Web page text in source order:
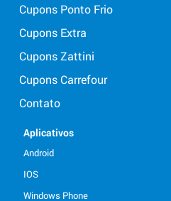
Cupons Ponto Frio
Cupons Extra
Cupons Zattini
Cupons Carrefour
Contato
Aplicativos
Android
IOS
Windows Phone